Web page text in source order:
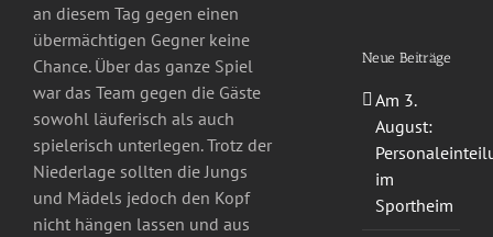
an diesem Tag gegen einen
übermächtigen Gegner keine
Chance. Über das ganze Spiel
war das Team gegen die Gäste
sowohl läuferisch als auch
spielerisch unterlegen. Trotz der
Niederlage sollten die Jungs
und Mädels jedoch den Kopf
nicht hängen lassen und aus
Neue Beiträge
Am 3.
August:
im
Sportheim